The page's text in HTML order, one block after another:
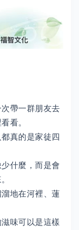
帶一群朋友去
看。
真的是家徒四
什麼，而是會
地在河裡、蓮
味可以是這樣